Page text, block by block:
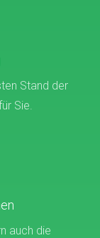
Stand der
Sie.
auch die